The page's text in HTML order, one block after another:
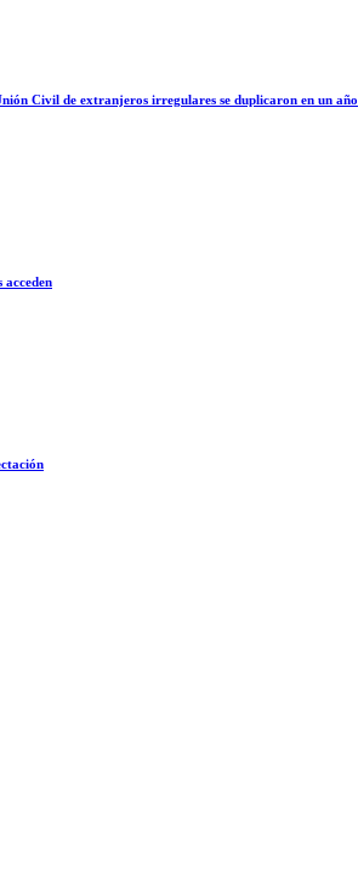
Civil de extranjeros irregulares se duplicaron en un año
acceden